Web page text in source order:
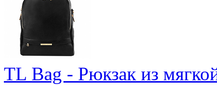
TL Bag - Рюкзак из